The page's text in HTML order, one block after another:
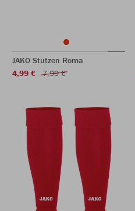
JAKO Stutzen Roma
4,99 €
7,99 €